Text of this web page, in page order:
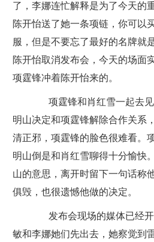
了，李娜连忙解释是为了今天的
陈开怡送了她一条项链，你可以
服，但是不要忘了最好的名牌就
陈开怡取消发布会，今天的场面
项霆锋冲着陈开怡来的。
项霆锋和肖红雪一起去见
明山决定和项霆锋解除合作关系
清正邪，项霆锋的脸色很难看。
明山倒是和肖红雪聊得十分愉快
山的意思，离开时留下一句话称
俱毁，也很遗憾他做的决定。
发布会现场的媒体已经开
敏和李娜她们先出去，她察觉到